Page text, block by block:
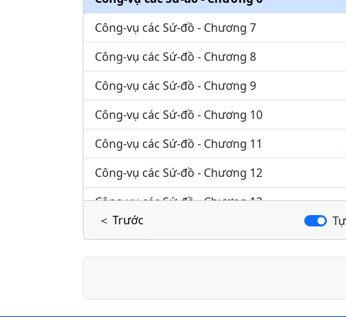
Công-vụ các Sứ-đồ - Chương 7
Công-vụ các Sứ-đồ - Chương 8
Công-vụ các Sứ-đồ - Chương 9
Công-vụ các Sứ-đồ - Chương 10
Công-vụ các Sứ-đồ - Chương 11
Công-vụ các Sứ-đồ - Chương 12
Công-vụ các Sứ-đồ - Chương 13
Công-vụ các Sứ-đồ - Chương 15
＜ Trước